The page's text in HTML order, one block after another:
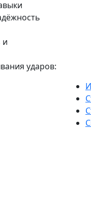
и
ударов: